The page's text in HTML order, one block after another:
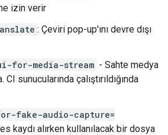
izin verir
: Çeviri pop-up'ını devre dışı
for-media-stream - Sahte medya
CI sunucularında çalıştırıldığında
fake-audio-capture=
kaydı alırken kullanılacak bir dosya